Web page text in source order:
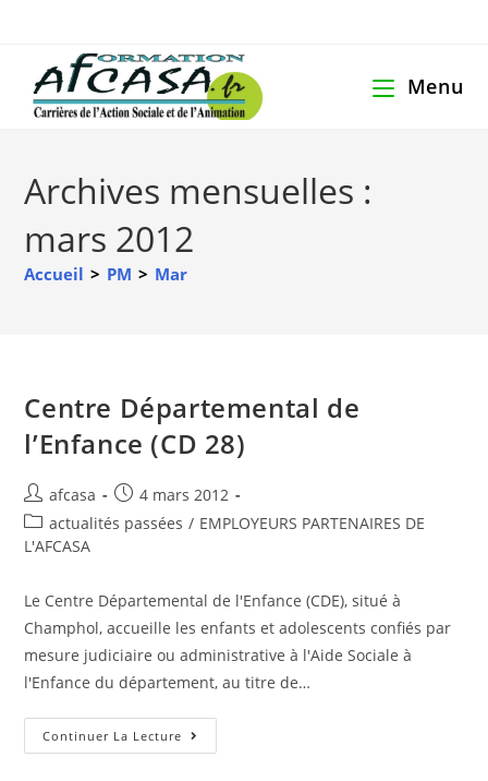
Menu
Archives mensuelles :
mars 2012
Accueil > PM > Mar
Centre Départemental de
l’Enfance (CD 28)
afcasa
4 mars 2012
actualités passées / EMPLOYEURS PARTENAIRES DE
L'AFCASA
Le Centre Départemental de l'Enfance (CDE), situé à
Champhol, accueille les enfants et adolescents confiés par
mesure judiciaire ou administrative à l'Aide Sociale à
l'Enfance du département, au titre de…
Continuer La Lecture